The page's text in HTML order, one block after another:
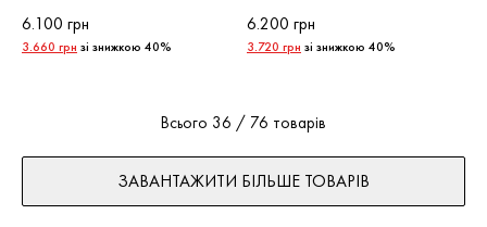
6.100 грн
3.660 грн зі знижкою 40%
SKIRT
6.200 грн
3.720 грн зі знижкою 40%
Всього 36 / 76 товарів
ЗАВАНТАЖИТИ БІЛЬШЕ ТОВАРІВ